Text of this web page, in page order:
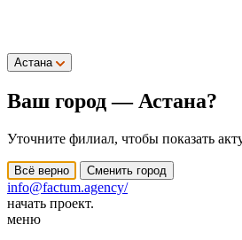
Астана
Ваш город — Астана?
Уточните филиал, чтобы показать
Всё верно Сменить город
info@factum.agency/
начать проект.
меню